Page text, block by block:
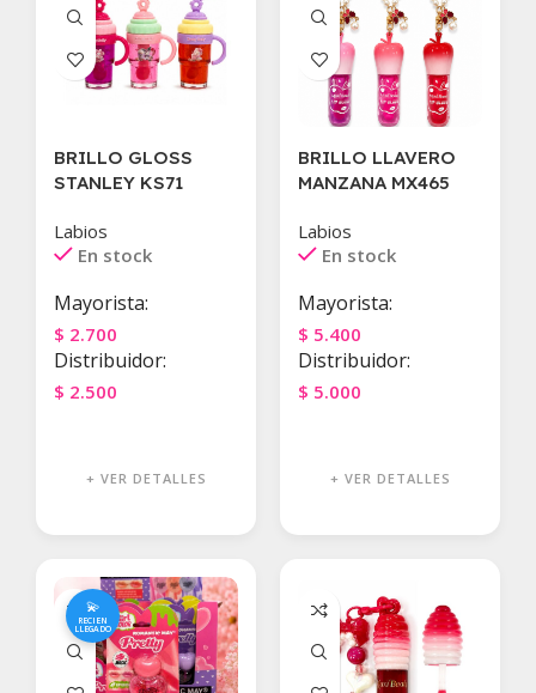
BRILLO GLOSS
STANLEY KS71
Labios
En stock
Mayorista:
$ 2.700
Distribuidor:
$ 2.500
+ VER DETALLES
BRILLO LLAVERO
MANZANA MX465
Labios
En stock
Mayorista:
$ 5.400
Distribuidor:
$ 5.000
+ VER DETALLES
💫
RECIEN
LLEGADO